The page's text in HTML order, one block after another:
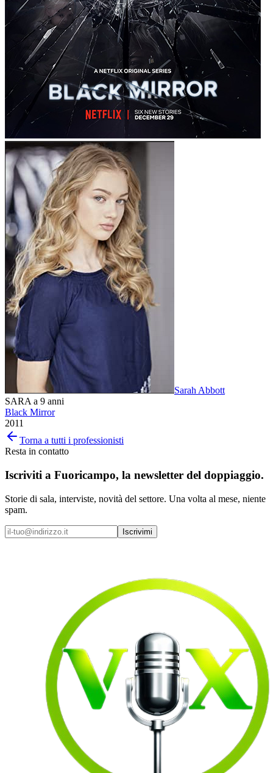
Sarah Abbott
SARA a 9 anni
Black Mirror
2011
Torna a tutti i professionisti
Resta in contatto
Iscriviti a Fuoricampo, la newsletter del doppiaggio.
Storie di sala, interviste, novità del settore. Una volta al mese, niente
spam.
Iscrivimi